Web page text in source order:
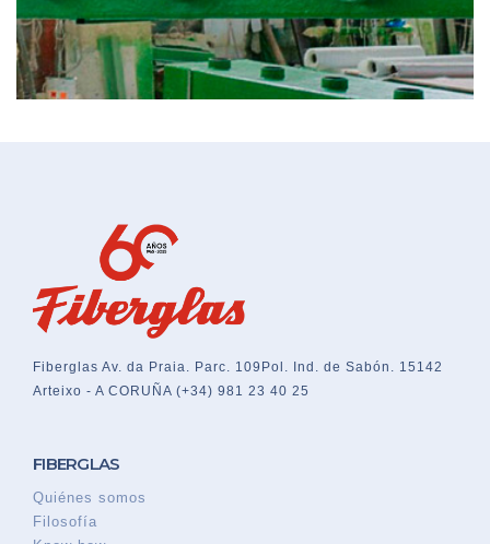
Fiberglas Av. da Praia. Parc. 109 Pol. Ind. de Sabón. 15142
Arteixo - A CORUÑA (+34) 981 23 40 25
FIBERGLAS
Quiénes somos
Filosofía